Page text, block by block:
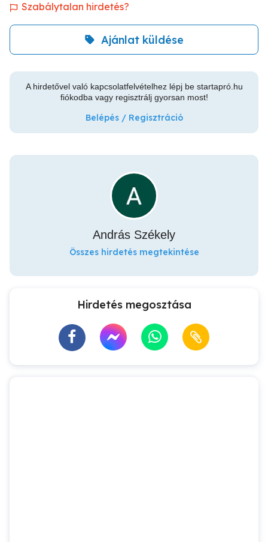
Szabálytalan hirdetés?
Ajánlat küldése
A hirdetővel való kapcsolatfelvételhez lépj be startapró.hu
fiókodba vagy regisztrálj gyorsan most!
Belépés / Regisztráció
András Székely
Összes hirdetés megtekintése
Hirdetés megosztása